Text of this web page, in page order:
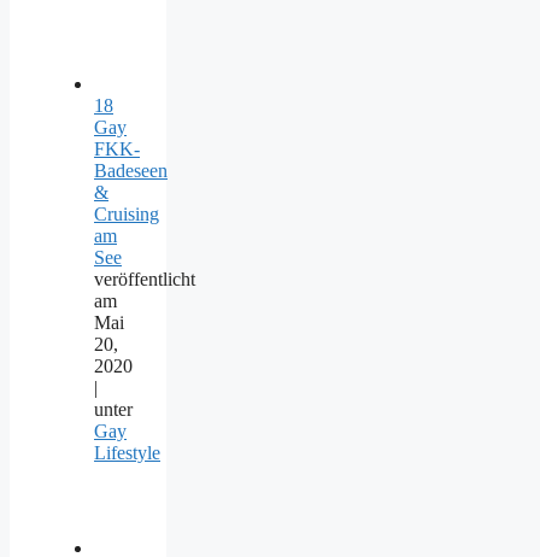
18
Gay
FKK-
Badeseen
&
Cruising
am
See
veröffentlicht
am
Mai
20,
2020
|
unter
Gay
Lifestyle